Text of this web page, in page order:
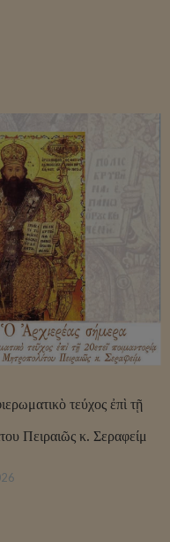
τεύχος ἐπὶ τῇ
Πειραιῶς κ. Σεραφείμ